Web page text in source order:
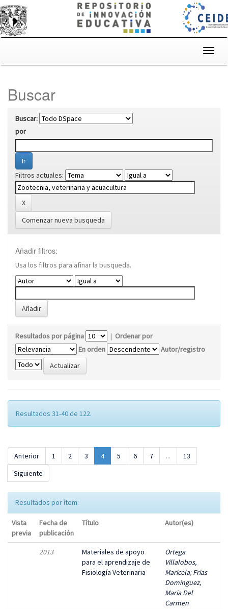
Buscar
Buscar:
por
Filtros actuales:
Comenzar nueva busqueda
Añadir filtros:
Usa los filtros para afinar la busqueda.
Resultados por página | Ordenar por
En orden
Autor/registro
Resultados 31-40 de 122.
Anterior 1 2 3 4 5 6 7 ...
13
Siguiente
Resultados por ítem:
Vista
previa
Fecha de
publicación
Título Autor(es)
2013
Materiales de apoyo
para el aprendizaje de
Fisiología Veterinaria
Ortega
Villalobos,
Maricela;Frias
Dominguez,
Maria Del
Carmen